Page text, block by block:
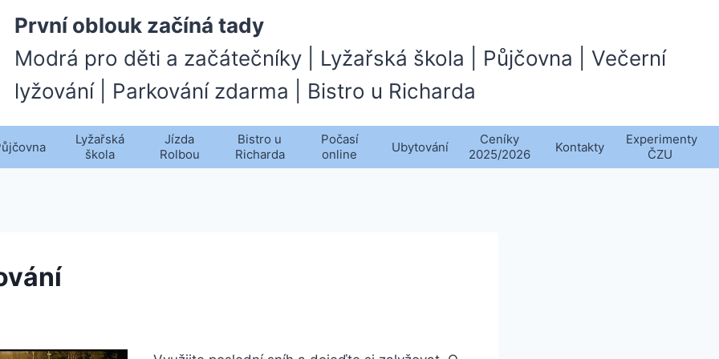
První oblouk začíná tady
Modrá pro děti a začátečníky | Lyžařská škola | Půjčovna | Večerní
lyžování | Parkování zdarma | Bistro u Richarda
Lyžařská
škola
Jízda
Rolbou
Bistro u
Richarda
Počasí
online
Ubytování
Ceníky
2025/2026
Kontakty
Experimenty
ČZU